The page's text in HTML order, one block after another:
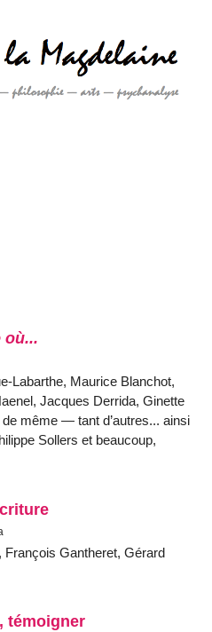
où...
Labarthe, Maurice Blanchot,
Jacques Derrida, Ginette
même — tant d’autres... ainsi
Sollers et beaucoup,
Gantheret, Gérard
témoigner